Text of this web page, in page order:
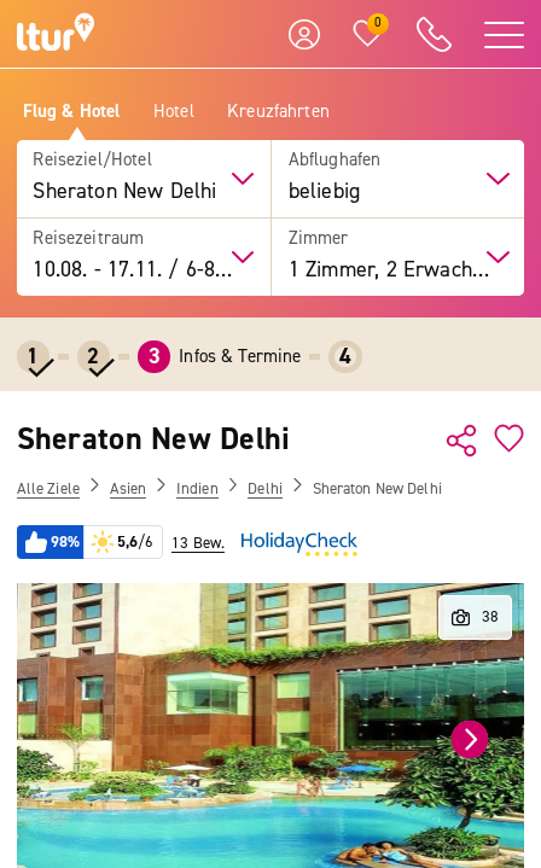
0
Flug & Hotel Hotel Kreuzfahrten
Reiseziel/Hotel
Sheraton New Delhi
Abflughafen
beliebig
Reisezeitraum
10.08. -17.11. / 6-8 Tage
Zimmer
1 Zimmer, 2 Erwachsene
1 2 3 Infos & Termine 4
Sheraton New Delhi
Alle Ziele Asien Indien Delhi Sheraton New Delhi
98% 5,6/6 13 Bew.